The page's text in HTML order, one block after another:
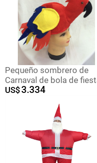
Pequeño sombrero de
Carnaval de bola de
al por mayor B320
sombrero de loro
sombrero de modelado
animales
US$3.334